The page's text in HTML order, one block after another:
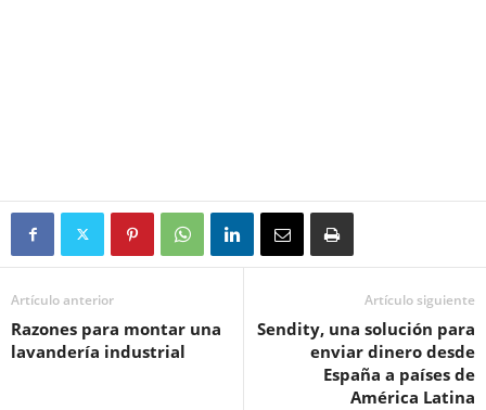
Artículo anterior
Razones para montar una
lavandería industrial
Artículo siguiente
Sendity, una solución para
enviar dinero desde
España a países de
América Latina